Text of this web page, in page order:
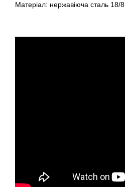
Матеріал: нержавіюча сталь 18/8